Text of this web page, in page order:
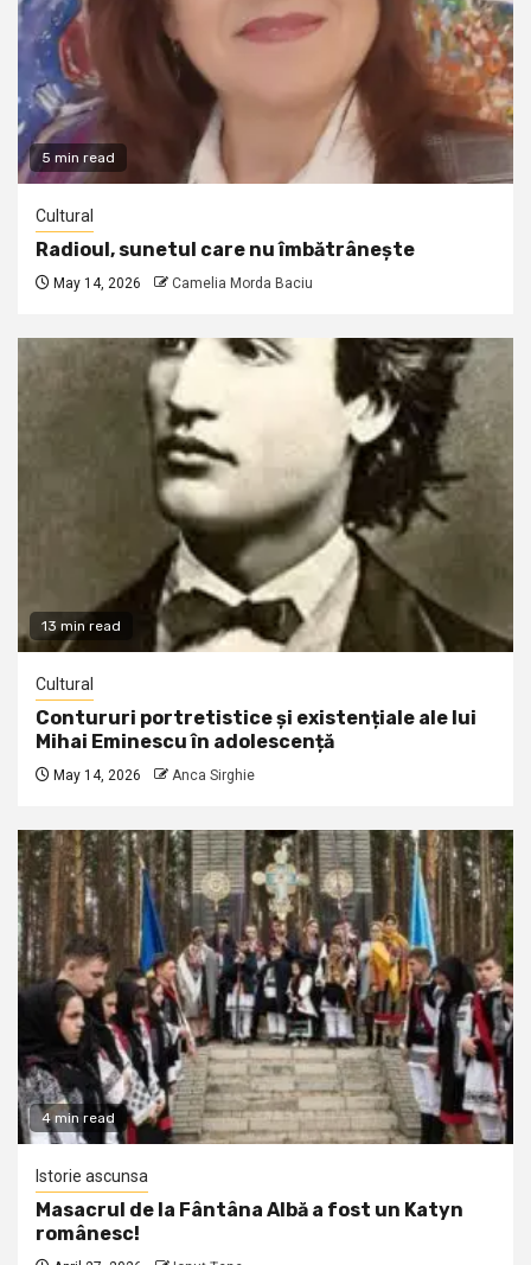
5 min read
Cultural
Radioul, sunetul care nu îmbătrânește
May 14, 2026 Camelia Morda Baciu
13 min read
Cultural
Contururi portretistice și existențiale ale lui
Mihai Eminescu în adolescență
May 14, 2026 Anca Sirghie
4 min read
Istorie ascunsa
Masacrul de la Fântâna Albă a fost un Katyn
românesc!